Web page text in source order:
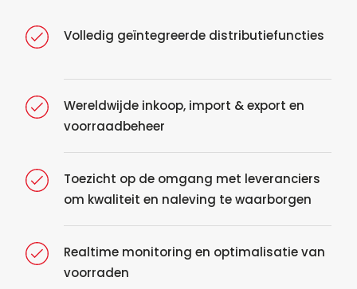
Volledig geïntegreerde distributiefuncties
Wereldwijde inkoop, import & export en
voorraadbeheer
Toezicht op de omgang met leveranciers
om kwaliteit en naleving te waarborgen
Realtime monitoring en optimalisatie van
voorraden